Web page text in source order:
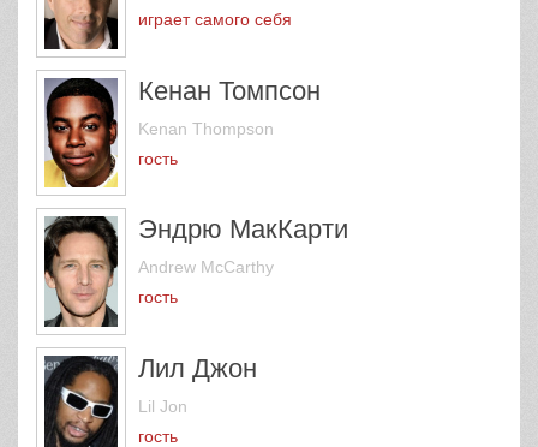
играет самого себя
Кенан Томпсон
Kenan Thompson
гость
Эндрю МакКарти
Andrew McCarthy
гость
Лил Джон
Lil Jon
гость